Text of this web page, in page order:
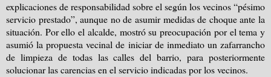
explicaciones de responsabilidad sobre el según los vecinos “pésimo
servicio prestado”, aunque no de asumir medidas de choque ante la
situación. Por ello el alcalde, mostró su preocupación por el tema y
asumió la propuesta vecinal de iniciar de inmediato un zafarrancho
de limpieza de todas las calles del barrio, para posteriormente
solucionar las carencias en el servicio indicadas por los vecinos.